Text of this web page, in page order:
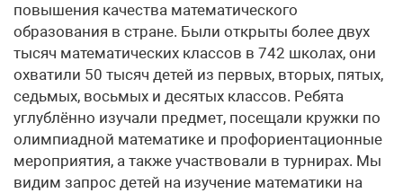
повышения качества математического
образования в стране. Были открыты более двух
тысяч математических классов в 742 школах, они
охватили 50 тысяч детей из первых, вторых, пятых,
седьмых, восьмых и десятых классов. Ребята
углублённо изучали предмет, посещали кружки по
олимпиадной математике и профориентационные
мероприятия, а также участвовали в турнирах. Мы
видим запрос детей на изучение математики на